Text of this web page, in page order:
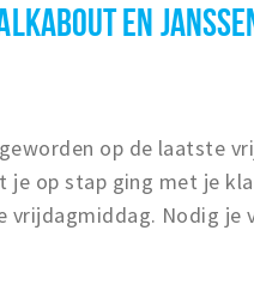
EN
op de laatste
je op stap ging met je
vrijdagmiddag. Nodig je